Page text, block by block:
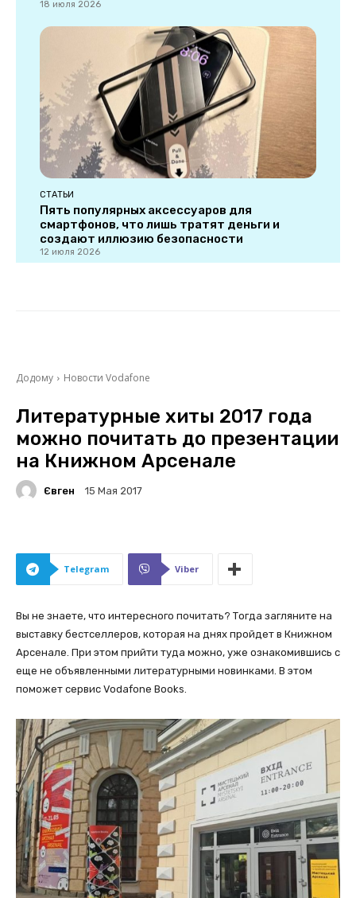
18 июля 2026
СТАТЬИ
Пять популярных аксессуаров для
смартфонов, что лишь тратят деньги и
создают иллюзию безопасности
12 июля 2026